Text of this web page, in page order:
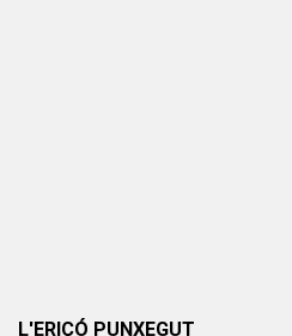
L'ERIÇÓ PUNXEGUT